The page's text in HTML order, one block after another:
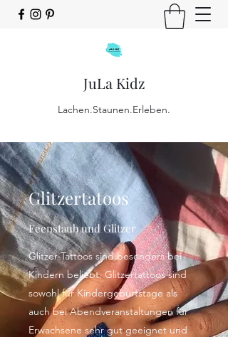
JuLa Kidz
Lachen.Staunen.Erleben.
Glitzertatoos
Feenstaub und Glitzer
Glitzer-Tattoos sind besonders bei
Kindern beliebt. Glitzertattoos sind
sowohl für Kindergeburtstage als
auch bei Abendveranstaltungen für
Erwachsene sehr gut geeignet und